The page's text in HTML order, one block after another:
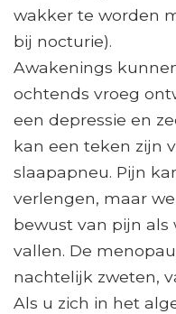
wakker te worden
bij nocturie).
Awakenings
ochtends vroeg
een depressie en
kan een teken zijn
slaapapneu. Pijn
verlengen, maar
bewust van pijn als
vallen. De
nachtelijk zweten,
Als u zich in het